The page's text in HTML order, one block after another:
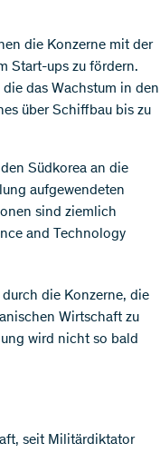
die Konzerne mit der
Start-ups zu fördern.
das Wachstum in den
über Schiffbau bis zu
Südkorea an die
aufgewendeten
sind ziemlich
and Technology
die Konzerne, die
Wirtschaft zu
wird nicht so bald
seit Militärdiktator